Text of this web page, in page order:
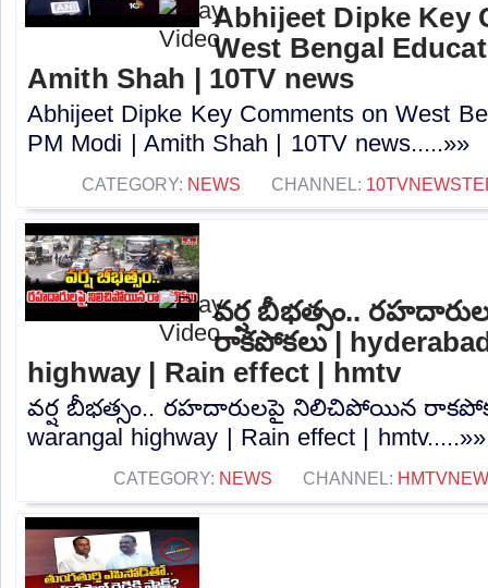
Abhijeet Dipke Key
West Bengal
Amith Shah | 10TV news
Abhijeet Dipke Key Comments on West
PM Modi | Amith Shah | 10TV news.....»»
CATEGORY: NEWS CHANNEL:
వర్ష బీభత్సం..
రాకపోకలు |
highway | Rain effect | hmtv
వర్ష బీభత్సం.. రహదారులపై నిలిచిపోయిన
warangal highway | Rain effect | hmtv.....»»
CATEGORY: NEWS CHANNEL: